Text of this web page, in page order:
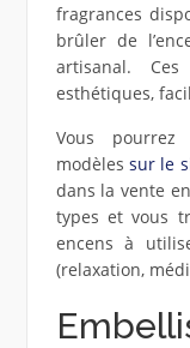
fragrances
brûler de
artisanal.
esthétiques,
Vous
modèlessur le
dans la vente
types et vous
encens à
(relaxation,